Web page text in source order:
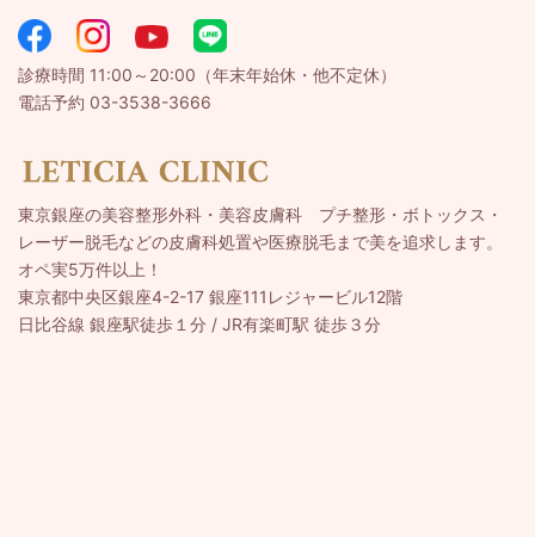
診療時間 11:00～20:00（年末年始休・他不定休）
電話予約 03-3538-3666
東京銀座の美容整形外科・美容皮膚科 プチ整形・ボトックス・
レーザー脱毛などの皮膚科処置や医療脱毛まで美を追求します。
オペ実5万件以上！
東京都中央区銀座4-2-17 銀座111レジャービル12階
日比谷線 銀座駅徒歩１分 / JR有楽町駅 徒歩３分